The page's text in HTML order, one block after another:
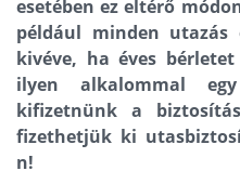
esetében ez eltérő
például minden
kivéve, ha éves
ilyen alkalommal
kifizetnünk a
fizethetjük ki
n!